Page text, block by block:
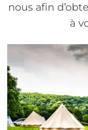
nous afin
à